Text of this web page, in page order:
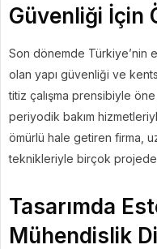
Güvenliği İçin
Son dönemde Türkiye’nin
olan yapı güvenliği ve
titiz çalışma prensibiyle
periyodik bakım
ömürlü hale getiren firma,
teknikleriyle birçok
Tasarımda
Mühendislik